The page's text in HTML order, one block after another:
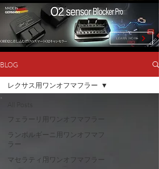
LEARN MORE
BLOG
All Posts
フェラーリ用ワンオフマフラー
ランボルギーニ用ワンオフマフ
ラー
マセラティ用ワンオフマフラー
レクサス用ワンオフマフラー